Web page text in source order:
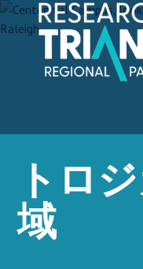
コンテンツにスキップ
トロ
域